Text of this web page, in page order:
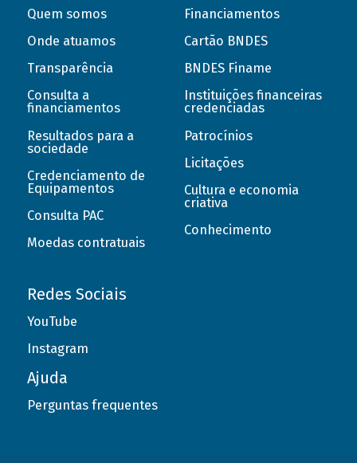
Quem somos
Onde atuamos
Transparência
Consulta a
financiamentos
Resultados para a
sociedade
Credenciamento de
Equipamentos
Consulta PAC
Moedas contratuais
Financiamentos
Cartão BNDES
BNDES Finame
Instituições financeiras
credenciadas
Patrocínios
Licitações
Cultura e economia
criativa
Conhecimento
Redes Sociais
YouTube
Instagram
Ajuda
Perguntas frequentes